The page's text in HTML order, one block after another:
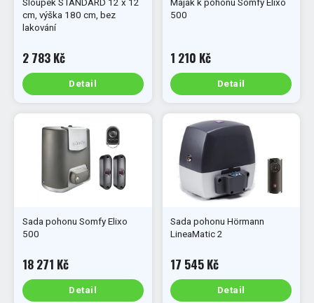
Sloupek STANDARD 12 x 12
cm, výška 180 cm, bez
lakování
2 783 Kč
Detail
Maják k pohonu Somfy Elixo
500
1 210 Kč
Detail
Sada pohonu Somfy Elixo
500
18 271 Kč
Detail
Sada pohonu Hörmann
LineaMatic 2
17 545 Kč
Detail